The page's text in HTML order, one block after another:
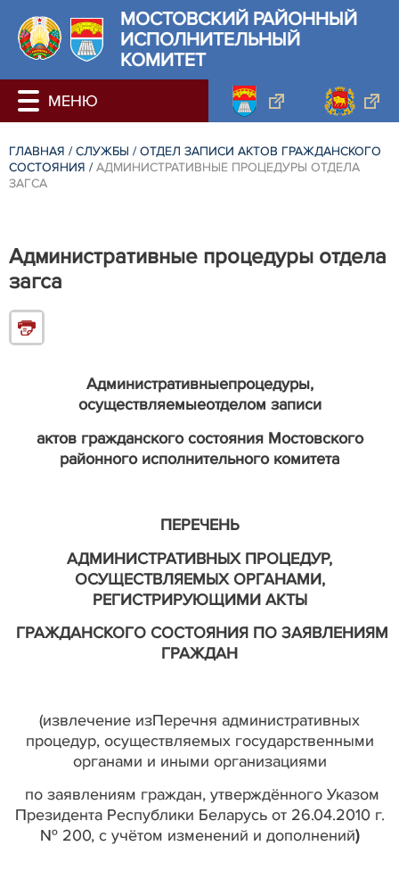
МОСТОВСКИЙ РАЙОННЫЙ
ИСПОЛНИТЕЛЬНЫЙ
КОМИТЕТ
ГЛАВНАЯ / СЛУЖБЫ / ОТДЕЛ ЗАПИСИ АКТОВ ГРАЖДАНСКОГО
СОСТОЯНИЯ / АДМИНИСТРАТИВНЫЕ ПРОЦЕДУРЫ ОТДЕЛА
ЗАГСА
Административные процедуры отдела
загса
Административныепроцедуры,
осуществляемыеотделом записи
актов гражданского состояния Мостовского
районного исполнительного комитета
ПЕРЕЧЕНЬ
АДМИНИСТРАТИВНЫХ ПРОЦЕДУР,
ОСУЩЕСТВЛЯЕМЫХ ОРГАНАМИ,
РЕГИСТРИРУЮЩИМИ АКТЫ
ГРАЖДАНСКОГО СОСТОЯНИЯ ПО ЗАЯВЛЕНИЯМ
ГРАЖДАН
(извлечение изПеречня административных
процедур, осуществляемых государственными
органами и иными организациями
по заявлениям граждан, утверждённого Указом
Президента Республики Беларусь от 26.04.2010 г.
№ 200, с учётом изменений и дополнений)